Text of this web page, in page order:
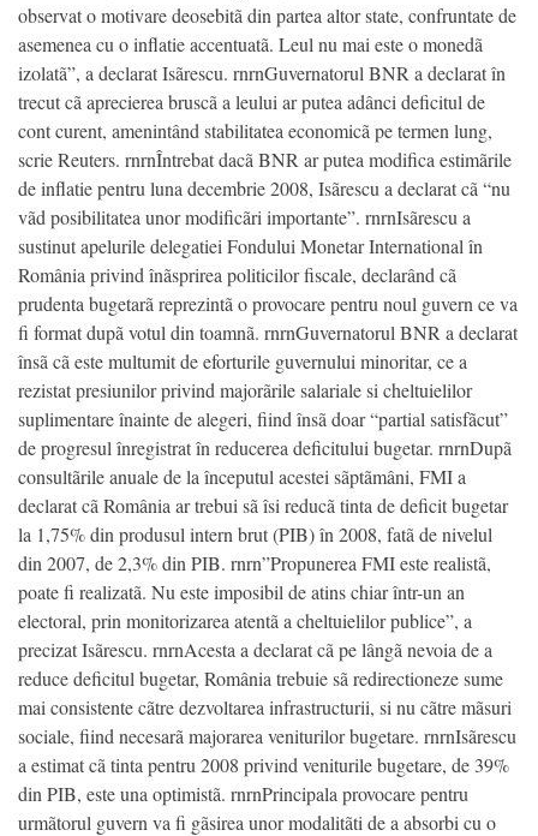
observat o motivare deosebitã din partea altor state, confruntate de
asemenea cu o inflatie accentuatã. Leul nu mai este o monedã
izolatã”, a declarat Isãrescu. rnrnGuvernatorul BNR a declarat în
trecut cã aprecierea bruscã a leului ar putea adânci deficitul de
cont curent, amenintând stabilitatea economicã pe termen lung,
scrie Reuters. rnrnÎntrebat dacã BNR ar putea modifica estimãrile
de inflatie pentru luna decembrie 2008, Isãrescu a declarat cã “nu
vãd posibilitatea unor modificãri importante”. rnrnIsãrescu a
sustinut apelurile delegatiei Fondului Monetar International în
România privind înãsprirea politicilor fiscale, declarând cã
prudenta bugetarã reprezintã o provocare pentru noul guvern ce va
fi format dupã votul din toamnã. rnrnGuvernatorul BNR a declarat
însã cã este multumit de eforturile guvernului minoritar, ce a
rezistat presiunilor privind majorãrile salariale si cheltuielilor
suplimentare înainte de alegeri, fiind însã doar “partial satisfãcut”
de progresul înregistrat în reducerea deficitului bugetar. rnrnDupã
consultãrile anuale de la începutul acestei sãptãmâni, FMI a
declarat cã România ar trebui sã îsi reducã tinta de deficit bugetar
la 1,75% din produsul intern brut (PIB) în 2008, fatã de nivelul
din 2007, de 2,3% din PIB. rnrn”Propunerea FMI este realistã,
poate fi realizatã. Nu este imposibil de atins chiar într-un an
electoral, prin monitorizarea atentã a cheltuielilor publice”, a
precizat Isãrescu. rnrnAcesta a declarat cã pe lângã nevoia de a
reduce deficitul bugetar, România trebuie sã redirectioneze sume
mai consistente cãtre dezvoltarea infrastructurii, si nu cãtre mãsuri
sociale, fiind necesarã majorarea veniturilor bugetare. rnrnIsãrescu
a estimat cã tinta pentru 2008 privind veniturile bugetare, de 39%
din PIB, este una optimistã. rnrnPrincipala provocare pentru
urmãtorul guvern va fi gãsirea unor modalitãti de a absorbi cu o